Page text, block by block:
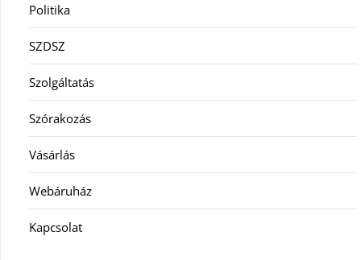
Politika
SZDSZ
Szolgáltatás
Szórakozás
Vásárlás
Webáruház
Kapcsolat